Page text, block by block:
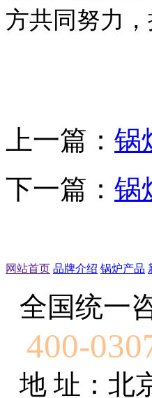
方共同努力
上一篇： 锅
下一篇： 锅
网站首页 品牌介绍 锅炉产品
全国统一
400-
地 址：北